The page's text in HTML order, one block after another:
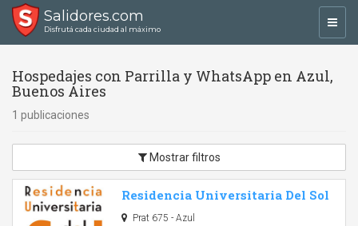
Salidores.com
Disfrutá cada ciudad al máximo
Hospedajes con Parrilla y WhatsApp en Azul,
Buenos Aires
1 publicaciones
Mostrar filtros
Residencia Universitaria Del Sol
Prat 675 - Azul